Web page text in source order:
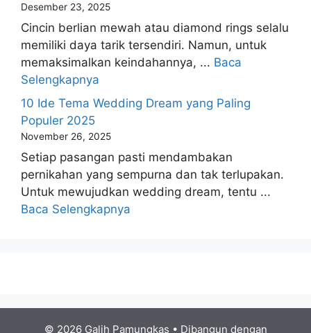
Desember 23, 2025
Cincin berlian mewah atau diamond rings selalu
memiliki daya tarik tersendiri. Namun, untuk
memaksimalkan keindahannya, ... Baca
Selengkapnya
10 Ide Tema Wedding Dream yang Paling
Populer 2025
November 26, 2025
Setiap pasangan pasti mendambakan
pernikahan yang sempurna dan tak terlupakan.
Untuk mewujudkan wedding dream, tentu ...
Baca Selengkapnya
© 2026 Galih Pamungkas • Dibangun dengan